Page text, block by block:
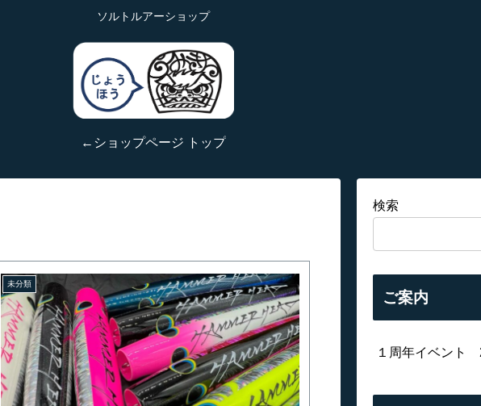
ソルトルアーショップ
←ショップページ トップ
未分類
検索
ご案内
１周年イベント